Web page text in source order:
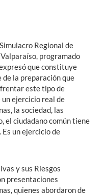
Regional de
programado
que constituye
la preparación que
este tipo de
un ejercicio real de
la sociedad, las
el ciudadano común tiene
un ejercicio de
y sus Riesgos
presentaciones
quienes abordaron de